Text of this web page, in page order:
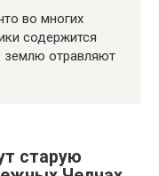
во многих
содержится
землю отравляют
старую